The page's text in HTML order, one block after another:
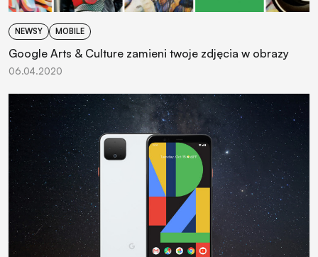
NEWSY MOBILE
Google Arts & Culture zamieni twoje zdjęcia w obrazy
06.04.2020